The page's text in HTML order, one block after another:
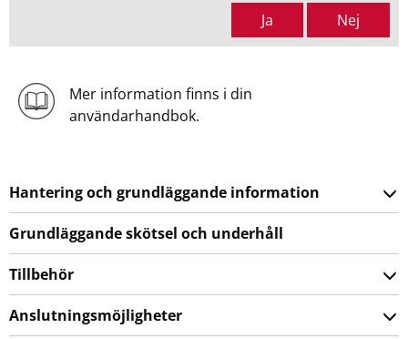
Ja Nej
Mer information finns i din
användarhandbok.
Hantering och grundläggande information
Grundläggande skötsel och underhåll
Tillbehör
Anslutningsmöjligheter